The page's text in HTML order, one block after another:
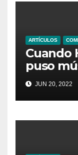
ARTÍCULOS
Cuando
puso
JUN 20, 2022